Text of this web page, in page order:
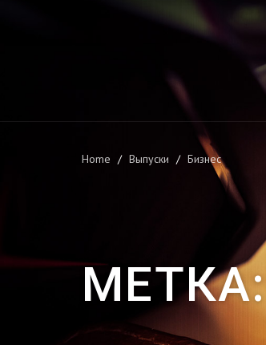
Home Выпуски Бизнес
МЕТКА: